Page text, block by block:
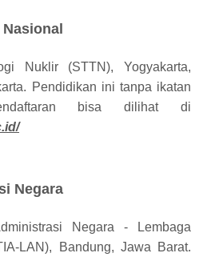
Nuklir (STTN), Yogyakarta,
Pendidikan ini tanpa ikatan
bisa dilihat di
Negara
Negara - Lembaga
LAN), Bandung, Jawa Barat.